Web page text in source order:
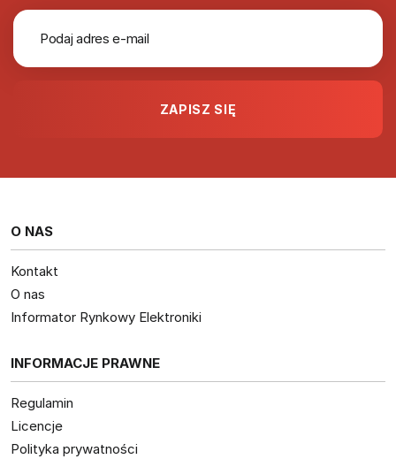
O NAS
Kontakt
O nas
Informator Rynkowy Elektroniki
INFORMACJE PRAWNE
Regulamin
Licencje
Polityka prywatności